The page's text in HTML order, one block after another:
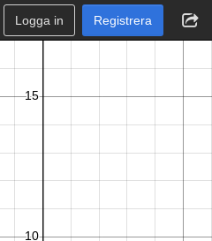
Logga in Registrera